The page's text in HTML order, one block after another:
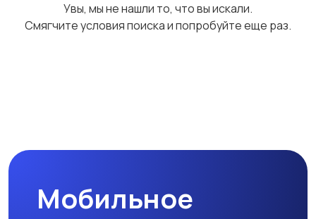
Увы, мы не нашли то, что вы искали.
Смягчите условия поиска и попробуйте еще раз.
Мобильное